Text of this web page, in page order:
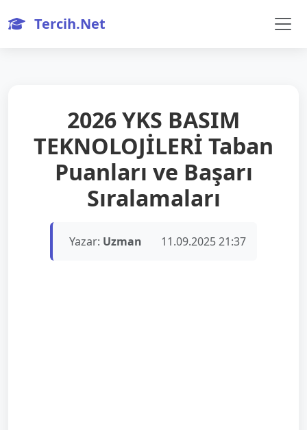
Tercih.Net
2026 YKS BASIM
TEKNOLOJİLERİ Taban
Puanları ve Başarı
Sıralamaları
Yazar: Uzman 11.09.2025 21:37